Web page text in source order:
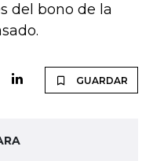
del bono de la
GUARDAR